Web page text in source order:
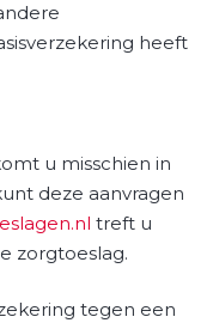
heeft
u misschien in
deze aanvragen
treft u
zorgtoeslag.
tegen een